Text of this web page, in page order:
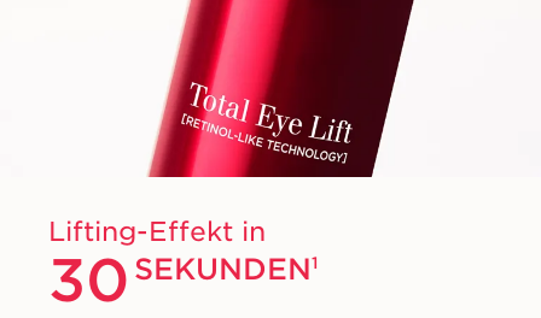
Lifting-Effekt in
30 SEKUNDEN1